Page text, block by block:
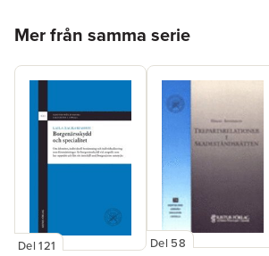
Mer från samma serie
Del 121 Del 58